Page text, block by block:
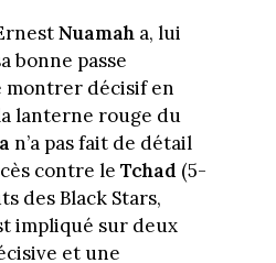
Nuamaha, lui
bonne passe
montrer décisif en
lanterne rouge du
n’a pas fait de détail
contre le Tchad (5-
des Black Stars,
impliqué sur deux
et une